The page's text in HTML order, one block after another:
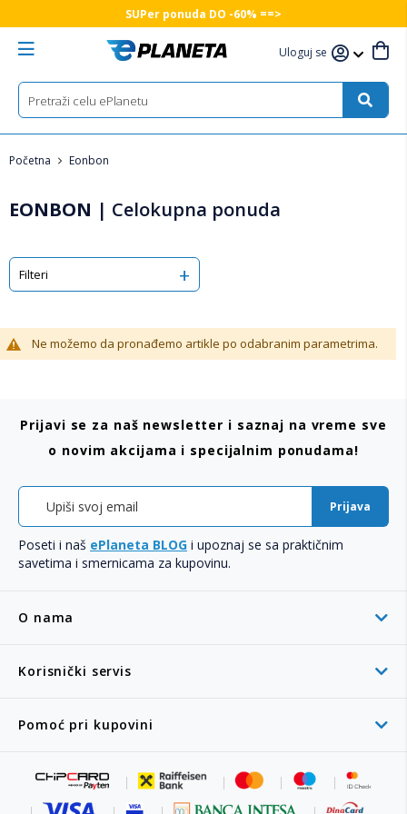
SUPer ponuda DO -60% ==>
Uloguj se
Početna Eonbon
EONBON | Celokupna ponuda
Filteri
Ne možemo da pronađemo artikle po odabranim parametrima.
O nama
Korisnički servis
Pomoć pri kupovini
Prijavi se za naš newsletter i saznaj na vreme sve
o novim akcijama i specijalnim ponudama!
Prijava
Poseti i naš ePlaneta BLOG i upoznaj se sa praktičnim
savetima i smernicama za kupovinu.